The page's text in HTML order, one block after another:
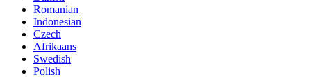
Romanian
Indonesian
Czech
Afrikaans
Swedish
Polish